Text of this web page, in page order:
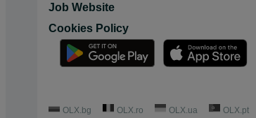
Job Website
Cookies Policy
OLX.bg OLX.ro OLX.ua OLX.pt